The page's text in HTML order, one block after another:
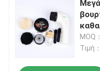
Ψεκασμός προστάτη
Ψεκασμός προστάτη
MOQ
Τιμή